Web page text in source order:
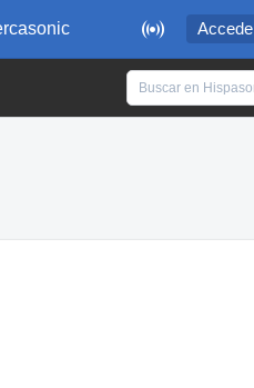
 Accede